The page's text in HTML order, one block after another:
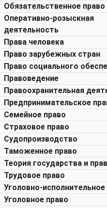
Обязательственное право
Оперативно-розыскная
деятельность
Права человека
Право зарубежных стран
Право социального
Правоведение
Правоохранительная
Предпринимательское
Семейное право
Страховое право
Судопроизводство
Таможенное право
Теория государства и
Трудовое право
Уголовно-исполнительное
Уголовное право